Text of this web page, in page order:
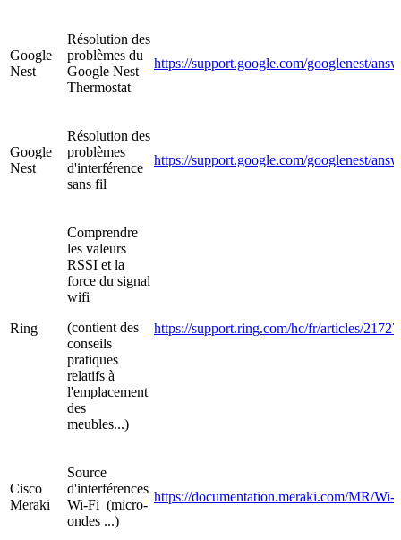
Google
Nest
Résolution des
problèmes du
Google Nest
Thermostat
https://support.google.com/googlenest/
Google
Nest
Résolution des
problèmes
d'interférence
sans fil
https://support.google.com/googlenest/
Ring
Comprendre
les valeurs
RSSI et la
force du signal
wifi
(contient des
conseils
pratiques
relatifs à
l'emplacement
des
meubles...)
https://support.ring.com/hc/fr/articles/
Cisco
Meraki
Source
d'interférences
Wi-Fi (micro-
ondes ...)
https://documentation.meraki.com/MR/Wi-